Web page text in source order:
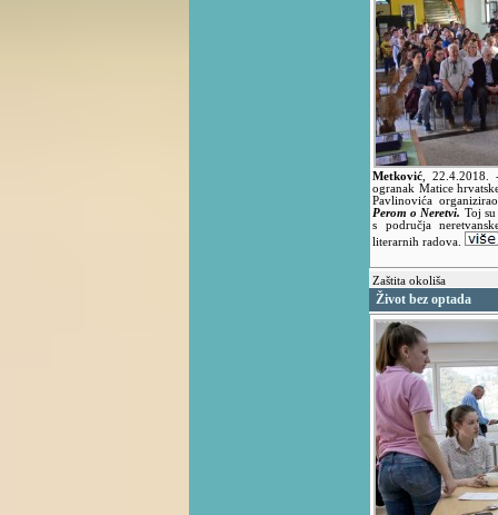
Metković ,22.4.2018.
ogranak Matice
Pavlinovića
Perom o Neretvi. Toj
s područja
literarnih radova.
Zaštita okoliša
Život bez optada